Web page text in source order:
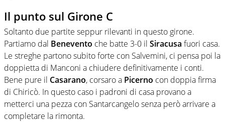
Il punto sul Girone C
Soltanto due partite seppur rilevanti in questo girone.
Partiamo dal Benevento che batte 3-0 il Siracusa fuori casa.
Le streghe partono subito forte con Salvemini, ci pensa poi la
doppietta di Manconi a chiudere definitivamente i conti.
Bene pure il Casarano, corsaro a Picerno con doppia firma
di Chiricò. In questo caso i padroni di casa provano a
metterci una pezza con Santarcangelo senza però arrivare a
completare la rimonta.